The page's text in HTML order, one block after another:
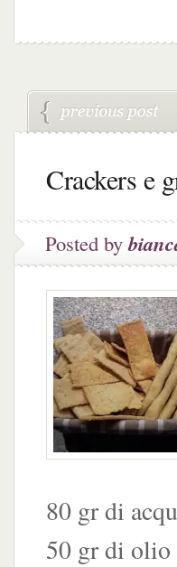
Crackers e
Posted by
80 gr di
50 gr di olio